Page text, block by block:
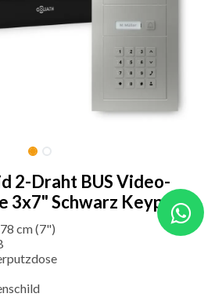
2-Draht BUS Video-
3x7" Schwarz Keypad
cm (7")